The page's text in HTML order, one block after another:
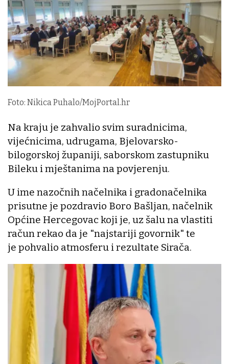
Foto: Nikica Puhalo/MojPortal.hr
Na kraju je zahvalio svim suradnicima,
vijećnicima, udrugama, Bjelovarsko-
bilogorskoj županiji, saborskom zastupniku
Bileku i mještanima na povjerenju.
U ime nazočnih načelnika i gradonačelnika
prisutne je pozdravio Boro Bašljan, načelnik
Općine Hercegovac koji je, uz šalu na vlastiti
račun rekao da je "najstariji govornik" te
je pohvalio atmosferu i rezultate Sirača.